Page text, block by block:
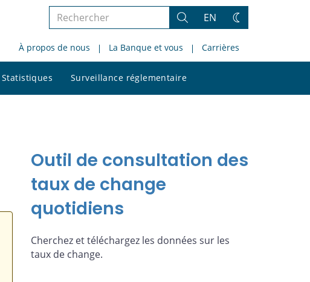
Rechercher
le
site
Rechercher
EN
Changez
thème
À propos de nous La Banque et vous Carrières
Statistiques Surveillance réglementaire
le
Outil de consultation des
taux de change
quotidiens
Cherchez et téléchargez les données sur les
taux de change.